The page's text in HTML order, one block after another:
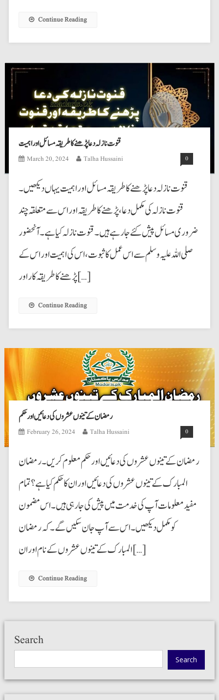
Continue Reading
قنوت نازلہ دعا پڑھنے کا طریقہ مسائل اور اہمیت
March 20, 2024 Talha Hussaini 0
قنوت نازلہ دعا پڑھنے کا طریقہ مسائل اور اہمیت یہاں دیکھیں۔
قنوت نازلہ کی مکمل دعا، پڑھنے کا طریقہ اور اس سے متعلقہ چند
ضروری مسائل پیش کئے جارہے ہیں۔ قنوت نازلہ کیا ہے۔ آنحضور
صلی اللہ علیہ وسلم سے اس عمل کا ثبوت، اس کی اہمیت اور اس کے
پڑھنے کا طریقہ کار اور […]
Continue Reading
رمضان کے تینوں عشروں کی دعائیں اور حکم
February 26, 2024 Talha Hussaini 0
رمضان کے تینوں عشروں کی دعائیں اور حکم معلوم کریں۔ رمضان
المبارک کے تینوں عشروں کی دعائیں اور ان کا حکم کیا ہے؟ تمام
مفید معلومات آپ کی خدمت میں پیش کی جارہی ہیں۔ اس مضمون
کو مکمل دیکھیں۔ اس سے آپ جان سکیں گے۔ کہ رمضان
المبارک کے تینوں عشروں کے نام اور ان […]
Continue Reading
Search
Search